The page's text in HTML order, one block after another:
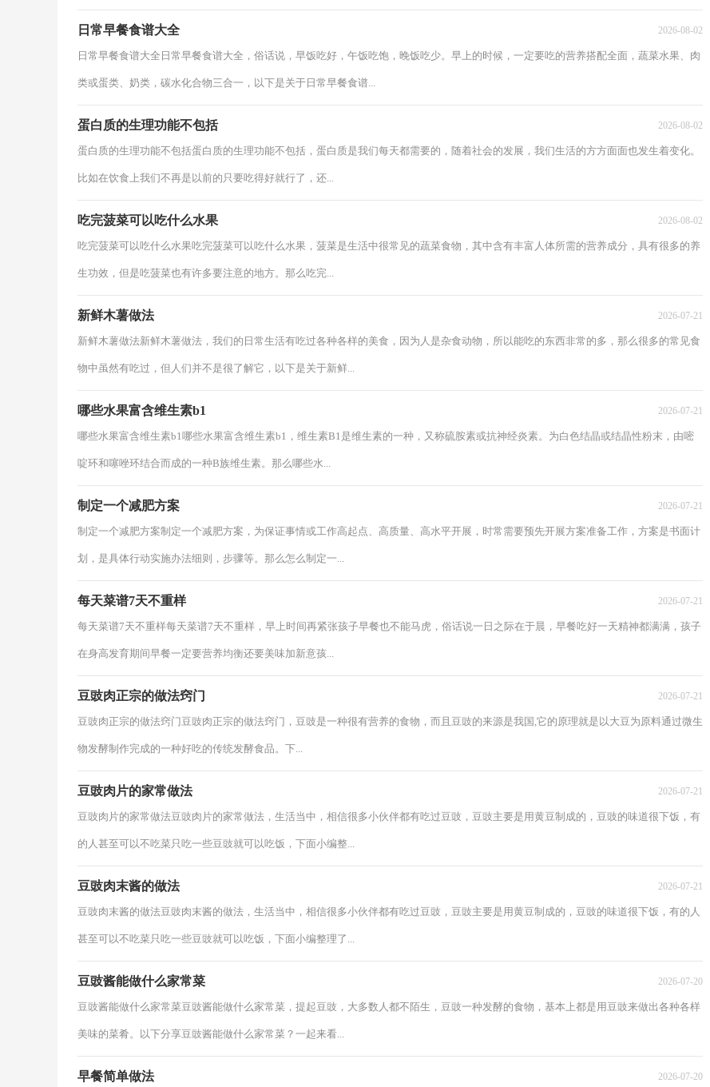
日常早餐食谱大全 2026-08-02
日常早餐食谱大全日常早餐食谱大全，俗话说，早饭吃好，午饭吃饱，晚饭吃少。早上的时候，一定要吃的营养搭配全面，蔬菜水果、肉
类或蛋类、奶类，碳水化合物三合一，以下是关于日常早餐食谱...
蛋白质的生理功能不包括 2026-08-02
蛋白质的生理功能不包括蛋白质的生理功能不包括，蛋白质是我们每天都需要的，随着社会的发展，我们生活的方方面面也发生着变化。
比如在饮食上我们不再是以前的只要吃得好就行了，还...
吃完菠菜可以吃什么水果 2026-08-02
吃完菠菜可以吃什么水果吃完菠菜可以吃什么水果，菠菜是生活中很常见的蔬菜食物，其中含有丰富人体所需的营养成分，具有很多的养
生功效，但是吃菠菜也有许多要注意的地方。那么吃完...
新鲜木薯做法 2026-07-21
新鲜木薯做法新鲜木薯做法，我们的日常生活有吃过各种各样的美食，因为人是杂食动物，所以能吃的东西非常的多，那么很多的常见食
物中虽然有吃过，但人们并不是很了解它，以下是关于新鲜...
哪些水果富含维生素b1 2026-07-21
哪些水果富含维生素b1哪些水果富含维生素b1，维生素B1是维生素的一种，又称硫胺素或抗神经炎素。为白色结晶或结晶性粉末，由嘧
啶环和噻唑环结合而成的一种B族维生素。那么哪些水...
制定一个减肥方案 2026-07-21
制定一个减肥方案制定一个减肥方案，为保证事情或工作高起点、高质量、高水平开展，时常需要预先开展方案准备工作，方案是书面计
划，是具体行动实施办法细则，步骤等。那么怎么制定一...
每天菜谱7天不重样 2026-07-21
每天菜谱7天不重样每天菜谱7天不重样，早上时间再紧张孩子早餐也不能马虎，俗话说一日之际在于晨，早餐吃好一天精神都满满，孩子
在身高发育期间早餐一定要营养均衡还要美味加新意孩...
豆豉肉正宗的做法窍门 2026-07-21
豆豉肉正宗的做法窍门豆豉肉正宗的做法窍门，豆豉是一种很有营养的食物，而且豆豉的来源是我国,它的原理就是以大豆为原料通过微生
物发酵制作完成的一种好吃的传统发酵食品。下...
豆豉肉片的家常做法 2026-07-21
豆豉肉片的家常做法豆豉肉片的家常做法，生活当中，相信很多小伙伴都有吃过豆豉，豆豉主要是用黄豆制成的，豆豉的味道很下饭，有
的人甚至可以不吃菜只吃一些豆豉就可以吃饭，下面小编整...
豆豉肉末酱的做法 2026-07-21
豆豉肉末酱的做法豆豉肉末酱的做法，生活当中，相信很多小伙伴都有吃过豆豉，豆豉主要是用黄豆制成的，豆豉的味道很下饭，有的人
甚至可以不吃菜只吃一些豆豉就可以吃饭，下面小编整理了...
豆豉酱能做什么家常菜 2026-07-20
豆豉酱能做什么家常菜豆豉酱能做什么家常菜，提起豆豉，大多数人都不陌生，豆豉一种发酵的食物，基本上都是用豆豉来做出各种各样
美味的菜肴。以下分享豆豉酱能做什么家常菜？一起来看...
早餐简单做法 2026-07-20